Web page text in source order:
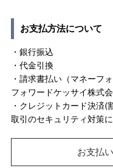
お支払方法について
・銀行振込
・代金引換
・請求書払い（マネーフ
フォワードケッサイ株式
・クレジットカード決済(
取引のセキュリティ対策
お支払